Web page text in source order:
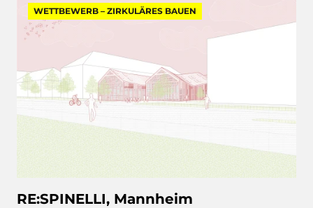
WETTBEWERB – ZIRKULÄRES BAUEN
RE:SPINELLI, Mannheim